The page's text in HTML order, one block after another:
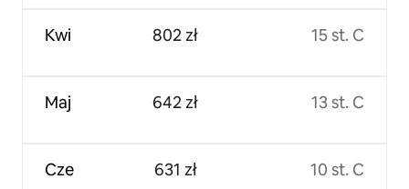
Kwi
Maj
Cze
802 zł
642 zł
631 zł
15 st. C
13 st. C
10 st. C